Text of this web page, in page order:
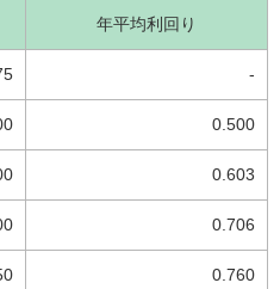
年平均利回り
-
0.500
0.603
0.706
0.760